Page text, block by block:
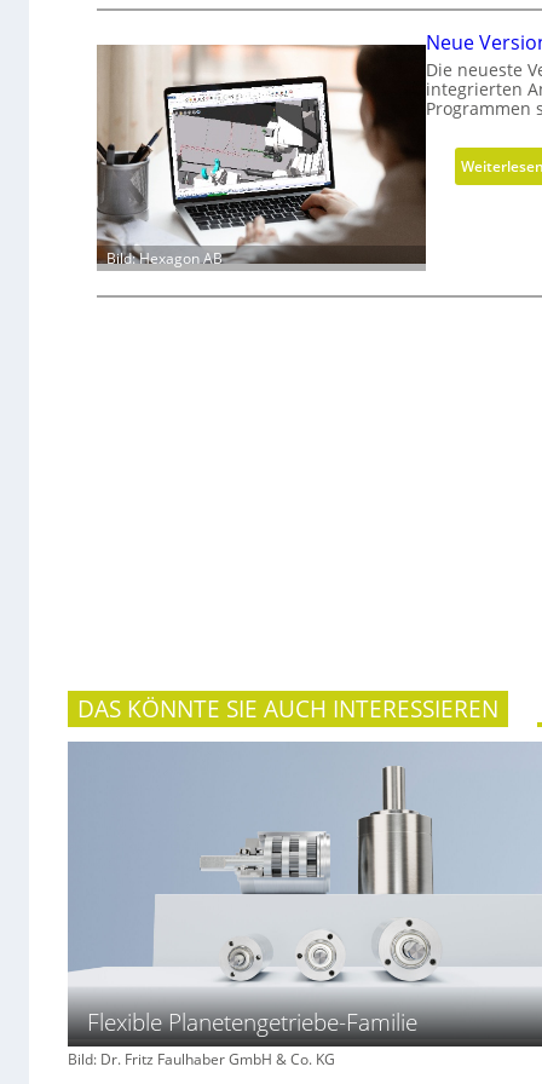
Bild: Hexagon AB
Neue
Die neueste
integrierten
Programmen
Weiterlesen
DAS KÖNNTE SIE AUCH INTERESSIEREN
Flexible Planetengetriebe-Familie
Bild: Dr. Fritz Faulhaber GmbH & Co. KG